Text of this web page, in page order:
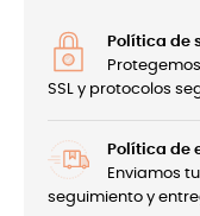
Política de
SSL y protocolos
Política de
Enviamos
seguimiento y